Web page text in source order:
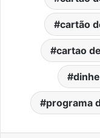
cartão
cartao
programa